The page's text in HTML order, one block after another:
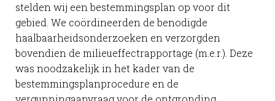
stelden wij een bestemmingsplan op voor dit
gebied. We coördineerden de benodigde
haalbaarheidsonderzoeken en verzorgden
bovendien de milieueffectrapportage (m.e.r.). Deze
was noodzakelijk in het kader van de
bestemmingsplanprocedure en de